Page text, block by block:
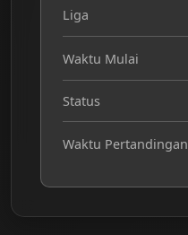
Liga
Waktu Mulai
Status
Waktu Pertandingan